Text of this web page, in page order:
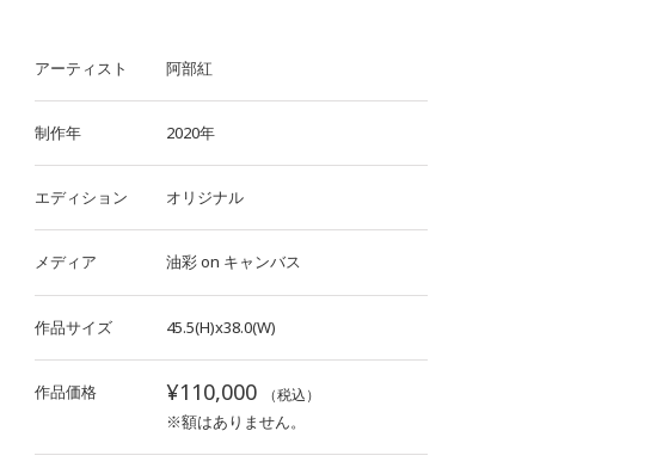
アーティスト 阿部紅
制作年 2020年
エディション オリジナル
メディア 油彩on キャンバス
作品サイズ 45.5(H)x38.0(W)
作品価格 ¥110,000 （税込）
※額はありません。